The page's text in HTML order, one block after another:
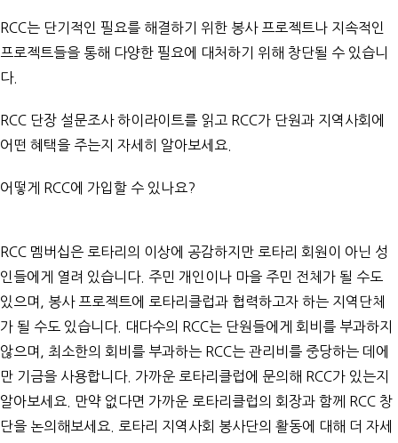
RCC는 단기적인 필요를 해결하기 위한 봉사 프로젝트나 지속적인
프로젝트들을 통해 다양한 필요에 대처하기 위해 창단될 수 있습니
다.
RCC 단장 설문조사 하이라이트를 읽고 RCC가 단원과 지역사회에
어떤 혜택을 주는지 자세히 알아보세요.
어떻게 RCC에 가입할 수 있나요?
RCC 멤버십은 로타리의 이상에 공감하지만 로타리 회원이 아닌 성
인들에게 열려 있습니다. 주민 개인이나 마을 주민 전체가 될 수도
있으며, 봉사 프로젝트에 로타리클럽과 협력하고자 하는 지역단체
가 될 수도 있습니다. 대다수의 RCC는 단원들에게 회비를 부과하지
않으며, 최소한의 회비를 부과하는 RCC는 관리비를 중당하는 데에
만 기금을 사용합니다. 가까운 로타리클럽에 문의해 RCC가 있는지
알아보세요. 만약 없다면 가까운 로타리클럽의 회장과 함께 RCC 창
단을 논의해보세요.
로타리 지역사회 봉사단의 활동에 대해 더 자세